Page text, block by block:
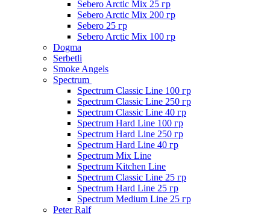
Sebero Arctic Mix 25 гр
Sebero Arctic Mix 200 гр
Sebero 25 гр
Sebero Arctic Mix 100 гр
Dogma
Serbetli
Smoke Angels
Spectrum
Spectrum Classic Line 100 гр
Spectrum Classic Line 250 гр
Spectrum Classic Line 40 гр
Spectrum Hard Line 100 гр
Spectrum Hard Line 250 гр
Spectrum Hard Line 40 гр
Spectrum Mix Line
Spectrum Kitchen Line
Spectrum Classic Line 25 гр
Spectrum Hard Line 25 гр
Spectrum Medium Line 25 гр
Peter Ralf